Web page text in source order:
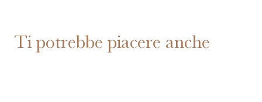
Ti potrebbe piacere anche